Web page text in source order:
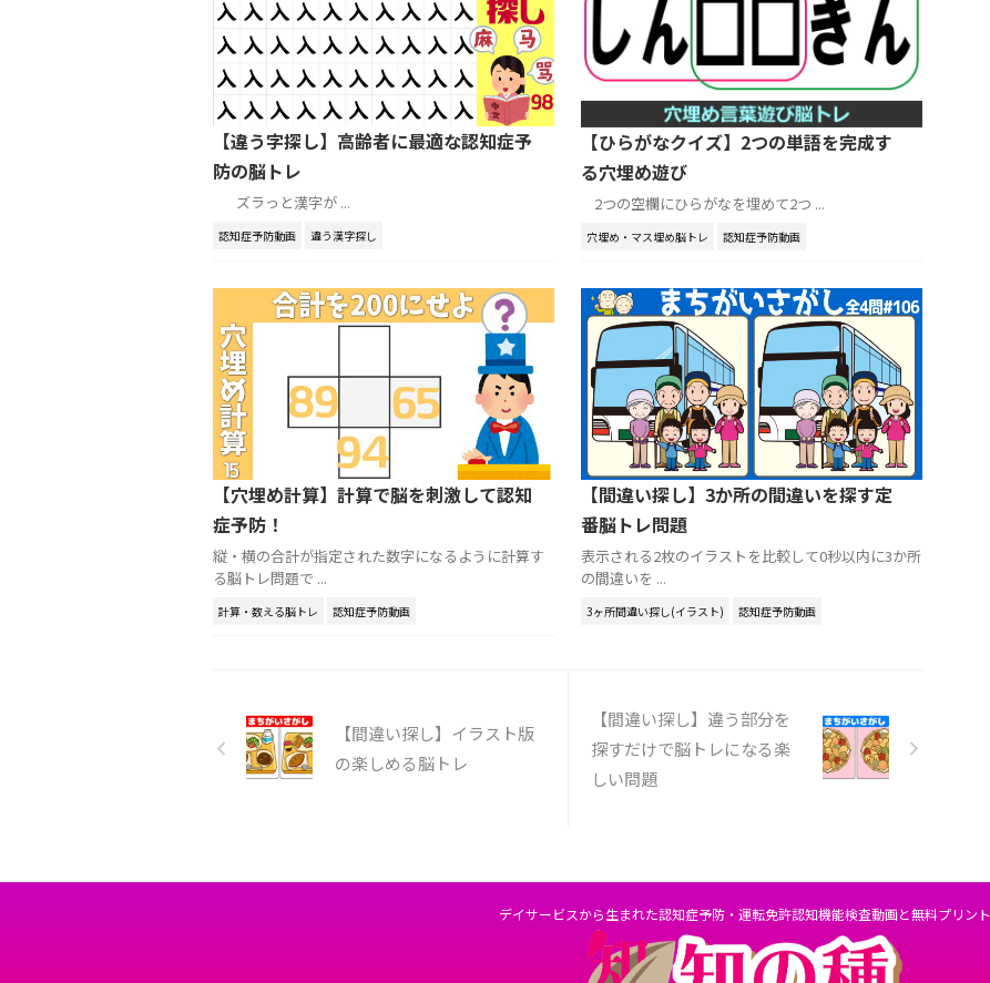
【違う字探し】高齢者に最適な認知症予
防の脳トレ
​ ズラっと漢字が ...
認知症予防動画 違う漢字探し
【ひらがなクイズ】2つの単語を完成す
る穴埋め遊び
2つの空欄にひらがなを埋めて2つ ...
穴埋め・マス埋め脳トレ 認知症予防動画
【穴埋め計算】計算で脳を刺激して認知
症予防！
縦・横の合計が指定された数字になるように計算す
る脳トレ問題で ...
計算・数える脳トレ 認知症予防動画
【間違い探し】3か所の間違いを探す定
番脳トレ問題
表示される2枚のイラストを比較して0秒以内に3か所
の間違いを ...
3ヶ所間違い探し(イラスト) 認知症予防動画
【間違い探し】イラスト版
の楽しめる脳トレ
【間違い探し】違う部分を
探すだけで脳トレになる楽
しい問題
デイサービスから生まれた認知症予防・運転免許認知機能検査動画と無料プリント